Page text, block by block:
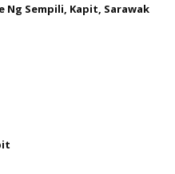
Ng Sempili, Kapit, Sarawak